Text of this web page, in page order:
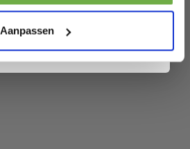
Aanpassen
. Je kunt je op elk moment weer afmelden.